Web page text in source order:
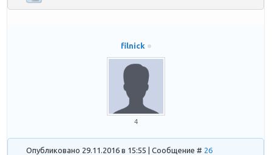
filnick
4
Опубликовано 29.11.2016 в 15:55 | Сообщение # 26